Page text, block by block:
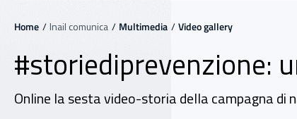
Navigazione - Ti trovi in:
Home Inail comunica Multimedia Video gallery
#storiediprevenzione:
Online la sesta video-storia della campagna di